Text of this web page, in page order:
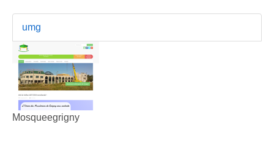
umg
Mosqueegrigny